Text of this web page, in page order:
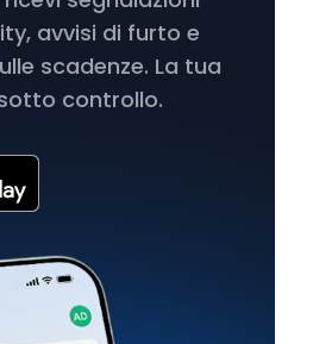
avvisi di furto e
scadenze. La tua
controllo.